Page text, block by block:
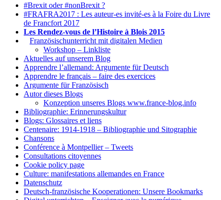
#Brexit oder #nonBrexit ?
#FRAFRA2017 : Les auteur-es invité-es à la Foire du Livre
de Francfort 2017
Les Rendez-vous de l’Histoire à Blois 2015
Französischunterricht mit digitalen Medien
Workshop – Linkliste
Aktuelles auf unserem Blog
Apprendre l’allemand: Argumente für Deutsch
Apprendre le français – faire des exercices
Argumente für Französisch
Autor dieses Blogs
Konzeption unseres Blogs www.france-blog.info
Bibliographie: Erinnerungskultur
Blogs: Glossaires et liens
Centenaire: 1914-1918 – Bibliographie und Sitographie
Chansons
Conférence à Montpellier – Tweets
Consultations citoyennes
Cookie policy page
Culture: manifestations allemandes en France
Datenschutz
Deutsch-französische Kooperationen: Unsere Bookmarks